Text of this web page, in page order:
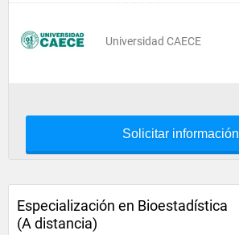
Universidad CAECE
Solicitar información
Especialización en Bioestadística
(A distancia)